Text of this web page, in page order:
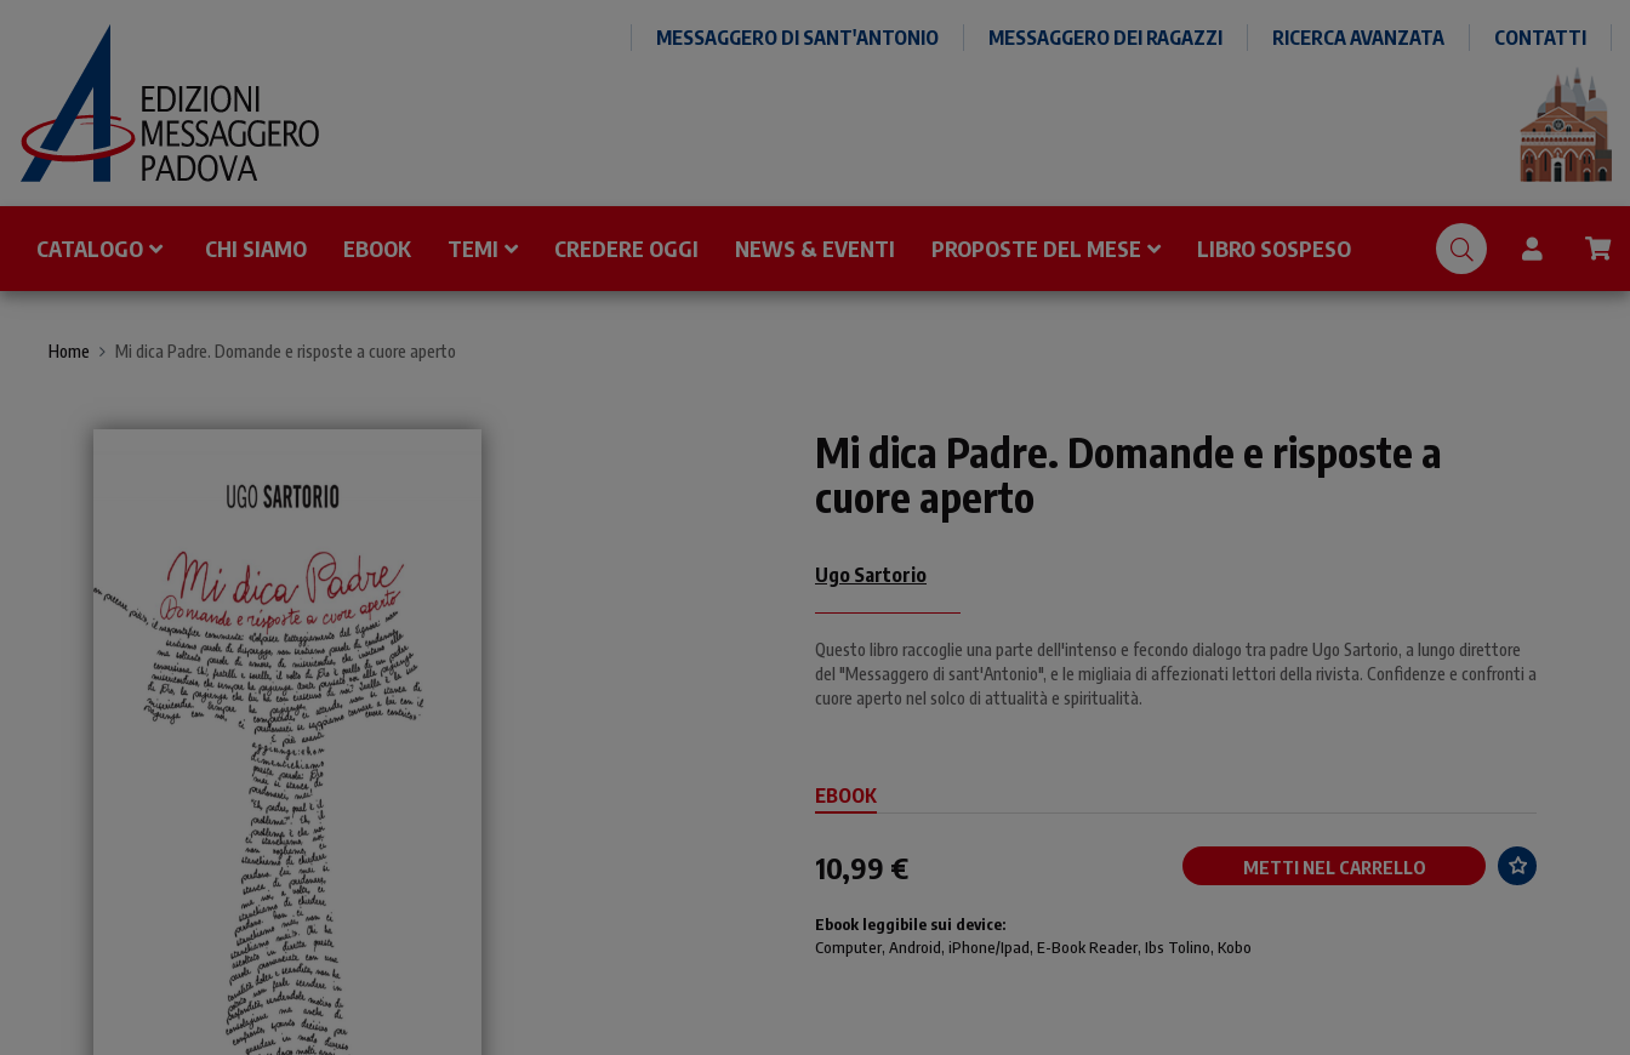
MESSAGGERO DI SANT'ANTONIO MESSAGGERO DEI RAGAZZI RICERCA AVANZATA CONTATTI
CATALOGO CHI SIAMO EBOOK TEMI CREDERE OGGI NEWS & EVENTI PROPOSTE DEL MESE LIBRO SOSPESO
Home Mi dica Padre. Domande e risposte a cuore aperto
Mi dica Padre. Domande e risposte a
cuore aperto
Ugo Sartorio
Questo libro raccoglie una parte dell'intenso e fecondo dialogo tra padre Ugo Sartorio, a lungo direttore
del "Messaggero di sant'Antonio", e le migliaia di affezionati lettori della rivista. Confidenze e confronti a
cuore aperto nel solco di attualità e spiritualità.
EBOOK
10,99 € METTI NEL CARRELLO
Ebook leggibile sui device:
Computer, Android, iPhone/Ipad, E-Book Reader, Ibs Tolino, Kobo